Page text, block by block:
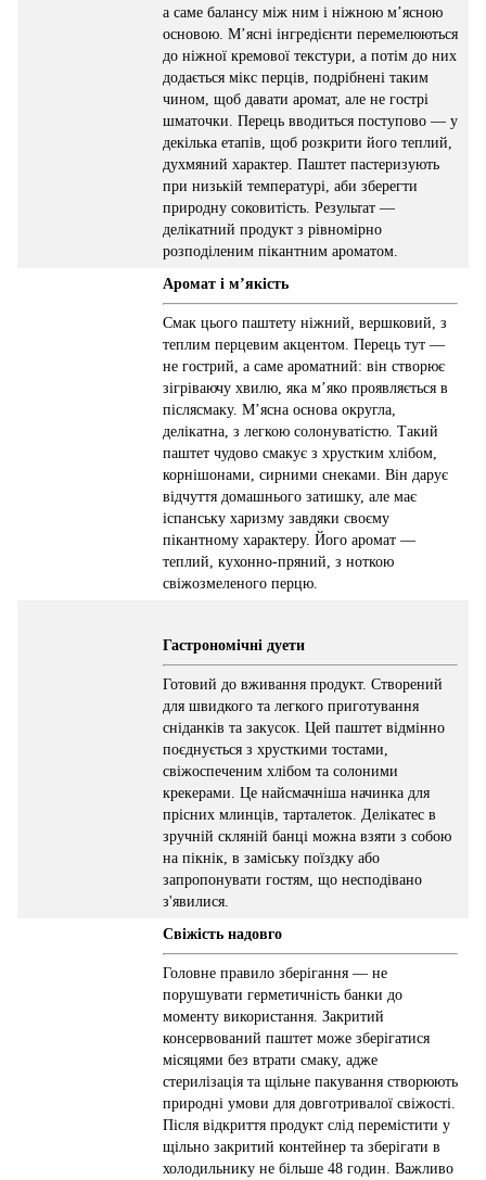
а саме балансу між ним і ніжною м’ясною
основою. М’ясні інгредієнти перемелюються
до ніжної кремової текстури, а потім до них
додається мікс перців, подрібнені таким
чином, щоб давати аромат, але не гострі
шматочки. Перець вводиться поступово — у
декілька етапів, щоб розкрити його теплий,
духмяний характер. Паштет пастеризують
при низькій температурі, аби зберегти
природну соковитість. Результат —
делікатний продукт з рівномірно
розподіленим пікантним ароматом.
Аромат і м’якість
Смак цього паштету ніжний, вершковий, з
теплим перцевим акцентом. Перець тут —
не гострий, а саме ароматний: він створює
зігріваючу хвилю, яка м’яко проявляється в
післясмаку. М’ясна основа округла,
делікатна, з легкою солонуватістю. Такий
паштет чудово смакує з хрустким хлібом,
корнішонами, сирними снеками. Він дарує
відчуття домашнього затишку, але має
іспанську харизму завдяки своєму
пікантному характеру. Його аромат —
теплий, кухонно-пряний, з ноткою
свіжозмеленого перцю.
Гастрономічні дуети
Готовий до вживання продукт. Створений
для швидкого та легкого приготування
сніданків та закусок. Цей паштет відмінно
поєднується з хрусткими тостами,
свіжоспеченим хлібом та солоними
крекерами. Це найсмачніша начинка для
прісних млинців, тарталеток. Делікатес в
зручній скляній банці можна взяти з собою
на пікнік, в заміську поїздку або
запропонувати гостям, що несподівано
з'явилися.
Свіжість надовго
Головне правило зберігання — не
порушувати герметичність банки до
моменту використання. Закритий
консервований паштет може зберігатися
місяцями без втрати смаку, адже
стерилізація та щільне пакування створюють
природні умови для довготривалої свіжості.
Після відкриття продукт слід перемістити у
щільно закритий контейнер та зберігати в
холодильнику не більше 48 годин. Важливо